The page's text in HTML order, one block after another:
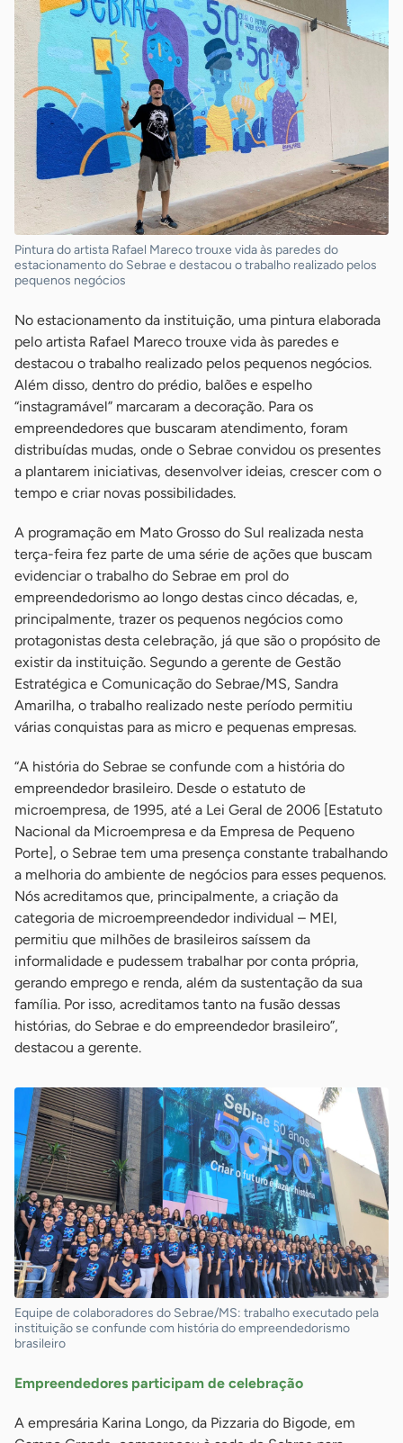
Pintura do artista Rafael Mareco trouxe vida às paredes do
estacionamento do Sebrae e destacou o trabalho realizado pelos
pequenos negócios
No estacionamento da instituição, uma pintura elaborada
pelo artista Rafael Mareco trouxe vida às paredes e
destacou o trabalho realizado pelos pequenos negócios.
Além disso, dentro do prédio, balões e espelho
“instagramável” marcaram a decoração. Para os
empreendedores que buscaram atendimento, foram
distribuídas mudas, onde o Sebrae convidou os presentes
a plantarem iniciativas, desenvolver ideias, crescer com o
tempo e criar novas possibilidades.
A programação em Mato Grosso do Sul realizada nesta
terça-feira fez parte de uma série de ações que buscam
evidenciar o trabalho do Sebrae em prol do
empreendedorismo ao longo destas cinco décadas, e,
principalmente, trazer os pequenos negócios como
protagonistas desta celebração, já que são o propósito de
existir da instituição. Segundo a gerente de Gestão
Estratégica e Comunicação do Sebrae/MS, Sandra
Amarilha, o trabalho realizado neste período permitiu
várias conquistas para as micro e pequenas empresas.
“A história do Sebrae se confunde com a história do
empreendedor brasileiro. Desde o estatuto de
microempresa, de 1995, até a Lei Geral de 2006 [Estatuto
Nacional da Microempresa e da Empresa de Pequeno
Porte], o Sebrae tem uma presença constante trabalhando
a melhoria do ambiente de negócios para esses pequenos.
Nós acreditamos que, principalmente, a criação da
categoria de microempreendedor individual – MEI,
permitiu que milhões de brasileiros saíssem da
informalidade e pudessem trabalhar por conta própria,
gerando emprego e renda, além da sustentação da sua
família. Por isso, acreditamos tanto na fusão dessas
histórias, do Sebrae e do empreendedor brasileiro”,
destacou a gerente.
Equipe de colaboradores do Sebrae/MS: trabalho executado pela
instituição se confunde com história do empreendedorismo
brasileiro
Empreendedores participam de celebração
A empresária Karina Longo, da Pizzaria do Bigode, em